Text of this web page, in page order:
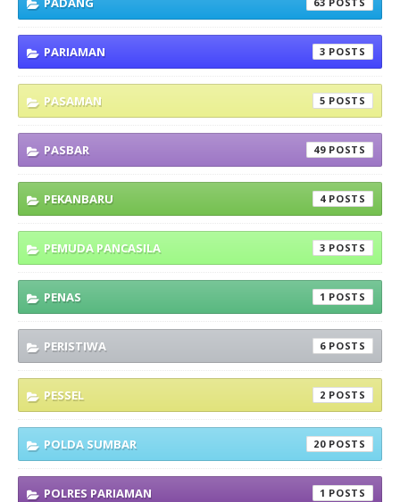
PARIAMAN 3
PASAMAN 5
PASBAR 49
PEKANBARU 4
PEMUDA PANCASILA 3
PENAS 1
PERISTIWA 6
PESSEL 2
POLDA SUMBAR 20
POLRES PARIAMAN 1